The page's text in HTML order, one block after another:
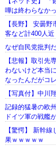
嘩は終わらなか
【長野】 安曇
客など計400人
なぜ自民党批判
【悲報】取引
わないけど本当
なったんだがコ
【写真付】中川
記録的猛暑の欧
ドイツ軍の戦艦
【驚愕】 新幹
果ｗｗｗｗｗ